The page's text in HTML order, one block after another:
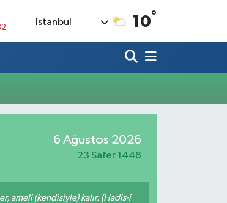
İstanbul 10°
6 Ağustos 2026
23 Safer 1448
ameli (kendisiyle) kalır. (Hadis-i